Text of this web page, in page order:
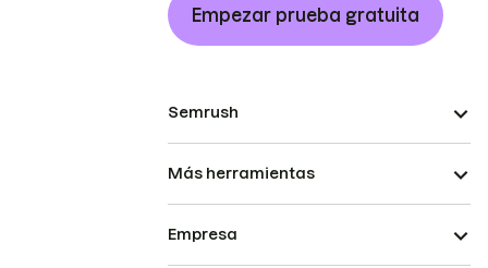
Empezar prueba gratuita
Semrush
Más herramientas
Empresa